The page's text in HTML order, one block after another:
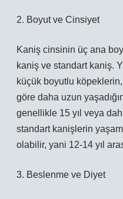
2. Boyut ve Cinsiyet
Kaniş cinsinin üç ana
kaniş ve standart kaniş.
küçük boyutlu
göre daha uzun
genellikle 15 yıl veya
standart kanişlerin
olabilir, yani 12-14 yıl
3. Beslenme ve Diyet